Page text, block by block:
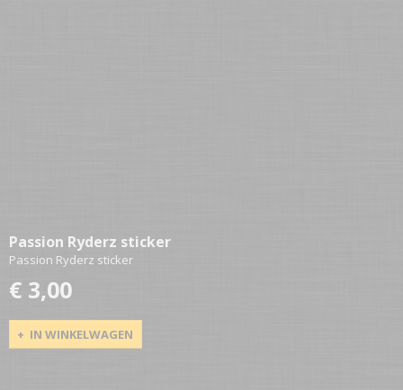
Passion Ryderz sticker
Passion Ryderz sticker
€ 3,00
IN WINKELWAGEN